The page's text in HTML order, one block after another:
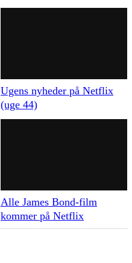
Ugens nyheder på Netflix
(uge 44)
Alle James Bond-film
kommer på Netflix